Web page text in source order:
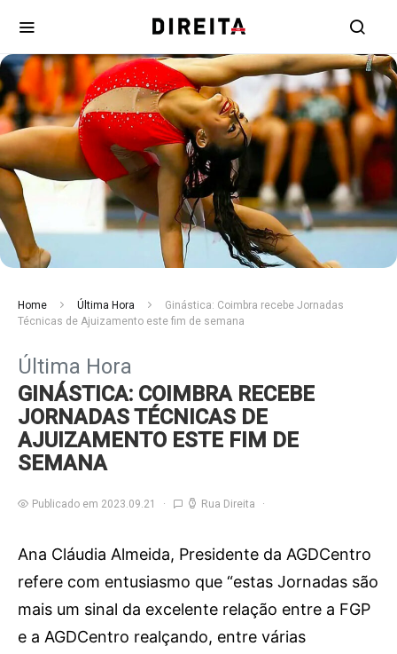
Home Última Hora
Ginástica: Coimbra recebe Jornadas
Técnicas de Ajuizamento este fim de semana
Última Hora
GINÁSTICA: COIMBRA RECEBE
JORNADAS TÉCNICAS DE
AJUIZAMENTO ESTE FIM DE
SEMANA
Publicado em 2023.09.21 Rua Direita
Ana Cláudia Almeida, Presidente da AGDCentro
refere com entusiasmo que “estas Jornadas são
mais um sinal da excelente relação entre a FGP
e a AGDCentro realçando, entre várias